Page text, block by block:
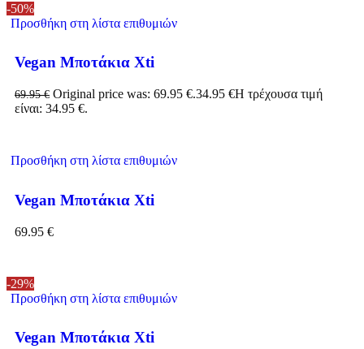
-50%
Προσθήκη στη λίστα επιθυμιών
Vegan Μποτάκια Xti
69.95€ Original price was: 69.95 €.34.95 €Η τρέχουσα τιμή
είναι: 34.95 €.
Προσθήκη στη λίστα επιθυμιών
Vegan Μποτάκια Xti
69.95 €
-29%
Προσθήκη στη λίστα επιθυμιών
Vegan Μποτάκια Xti